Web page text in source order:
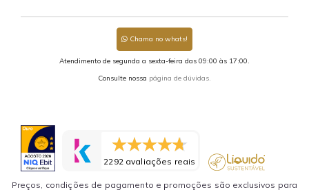
Chama no whats!
Atendimento de segunda a sexta-feira das 09:00 às 17:00.
Consulte nossa página de dúvidas.
2292 avaliações reais
Preços, condições de pagamento e promoções são exclusivos para